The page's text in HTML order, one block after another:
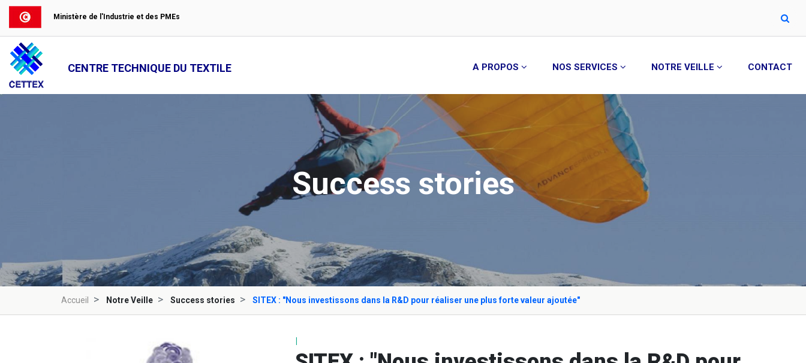
Ministère de l'Industrie et des PMEs
CENTRE TECHNIQUE DU TEXTILE A PROPOS NOS SERVICES NOTRE VEILLE CONTACT
Success stories
Accueil Notre Veille Success stories SITEX : "Nous investissons dans la R&D pour réaliser une plus forte valeur ajoutée"
I